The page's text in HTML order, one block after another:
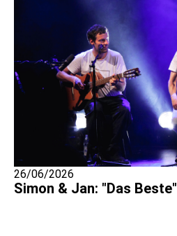
26/06/2026
Simon & Jan: "Das Beste"